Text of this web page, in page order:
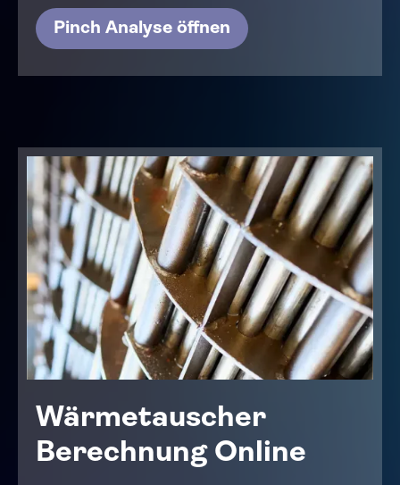
Pinch Analyse öffnen
Wärmetauscher
Berechnung Online